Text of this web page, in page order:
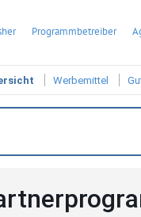
Programmbetreiber
Werbemittel